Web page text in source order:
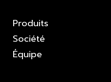
Produits
Société
Équipe